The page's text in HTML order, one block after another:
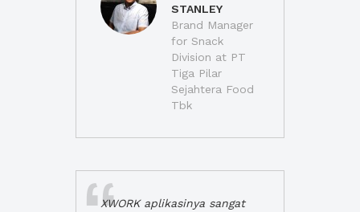
STANLEY
Brand Manager
for Snack
Division at PT
Tiga Pilar
Sejahtera Food
Tbk
XWORK aplikasinya sangat